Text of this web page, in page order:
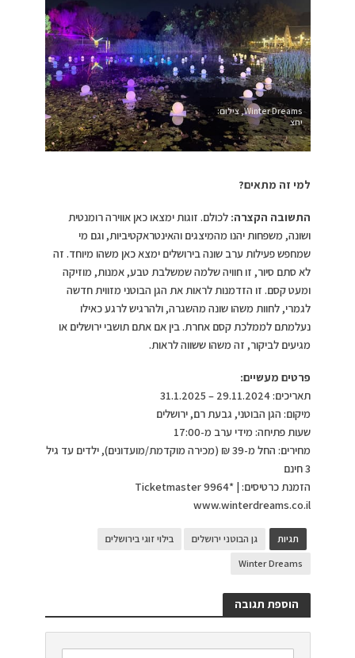
Winter Dreams, צילום:
יחצ
למי זה מתאים?
התשובה הקצרה: לכולם. זוגות ימצאו כאן אווירה רומנטית
ושונה, משפחות יהנו מהמיצגים והאינטראקטיביות, וגם מי
שמחפש פעילות ערב שונה בירושלים ימצא כאן משהו מיוחד. זה
לא סתם סיור, זו חוויה שלמה שמשלבת טבע, אמנות, מוזיקה
ומעט קסם. זו הזדמנות לראות את הגן הבוטני מזווית חדשה
לגמרי, לחוות משהו שונה מהשגרה, ולהרגיש לרגע כאילו
נעלמתם לממלכת קסם אחרת. בין אם אתם תושבי ירושלים או
מגיעים לביקור, זה משהו ששווה לראות.
פרטים מעשיים:
תאריכים: 29.11.2024 – 31.1.2025
מיקום: הגן הבוטני, גבעת רם, ירושלים
שעות פתיחה: מידי ערב מ-17:00
מחירים: החל מ-39 ₪ (מכירה מוקדמת/מועדונים), ילדים עד גיל
3 חינם
הזמנת כרטיסים: Ticketmaster 9964* |
www.winterdreams.co.il
תגיות גן הבוטני ירושלים
בילוי זוגי בירושלים
Winter Dreams
הוספת תגובה